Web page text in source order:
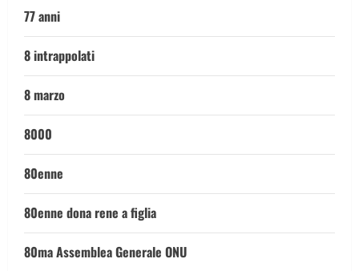
77 anni
8 intrappolati
8 marzo
8000
80enne
80enne dona rene a figlia
80ma Assemblea Generale ONU